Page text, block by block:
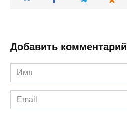
Добавить комментарий
Имя
*
Email
*